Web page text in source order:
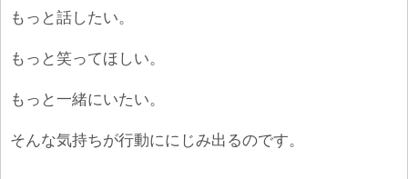
もっと話したい。
もっと笑ってほしい。
もっと一緒にいたい。
そんな気持ちが行動ににじみ出るのです。